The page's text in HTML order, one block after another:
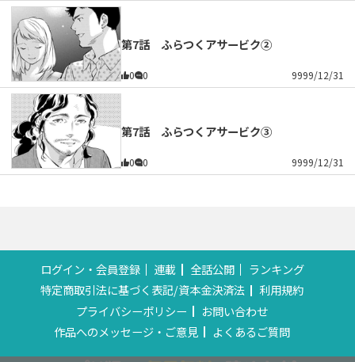
第7話 ふらつくアサービク②
0 0 9999/12/31
第7話 ふらつくアサービク③
0 0 9999/12/31
ログイン・会員登録 連載 全話公開
ランキング
特定商取引法に基づく表記/資本金決済法
利用規約
プライバシーポリシー
お問い合わせ
作品へのメッセージ・ご意見
よくあるご質問